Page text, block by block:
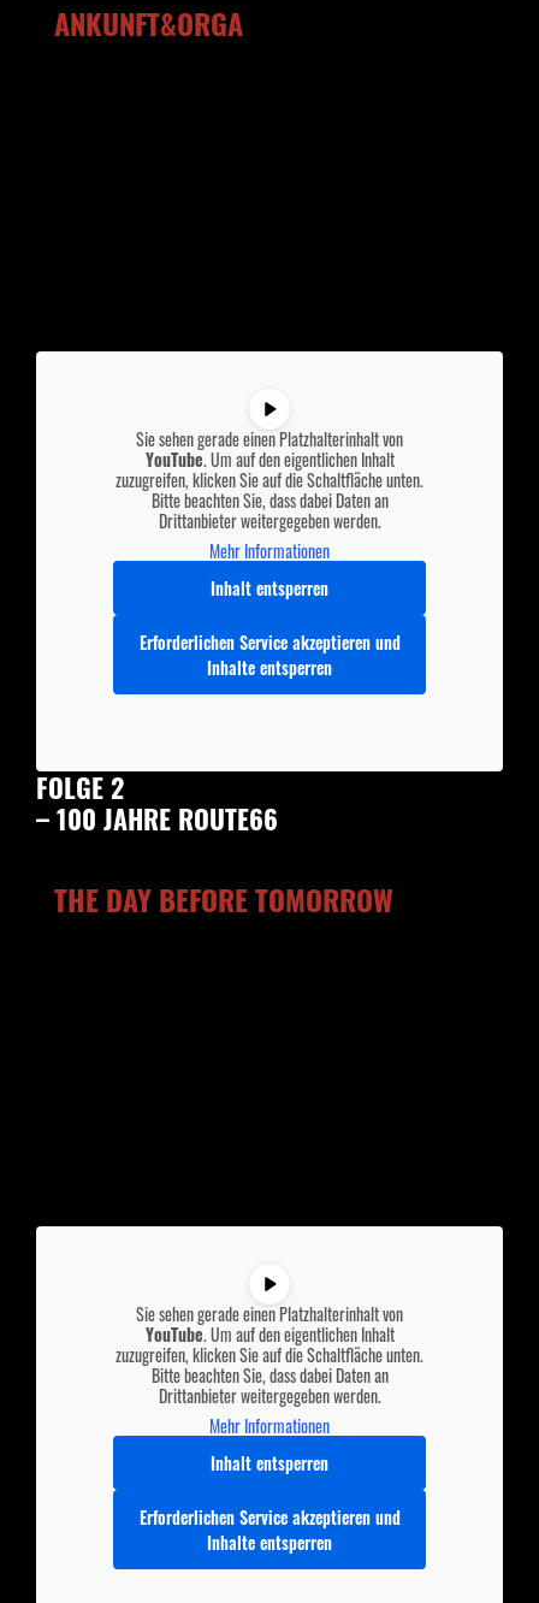
ANKUNFT&ORGA
Sie sehen gerade einen Platzhalterinhalt von
YouTube. Um auf den eigentlichen Inhalt
zuzugreifen, klicken Sie auf die Schaltfläche unten.
Bitte beachten Sie, dass dabei Daten an
Drittanbieter weitergegeben werden.
Mehr Informationen
Inhalt entsperren
Erforderlichen Service akzeptieren und
Inhalte entsperren
FOLGE 2
– 100 JAHRE ROUTE66
THE DAY BEFORE TOMORROW
Sie sehen gerade einen Platzhalterinhalt von
YouTube. Um auf den eigentlichen Inhalt
zuzugreifen, klicken Sie auf die Schaltfläche unten.
Bitte beachten Sie, dass dabei Daten an
Drittanbieter weitergegeben werden.
Mehr Informationen
Inhalt entsperren
Erforderlichen Service akzeptieren und
Inhalte entsperren